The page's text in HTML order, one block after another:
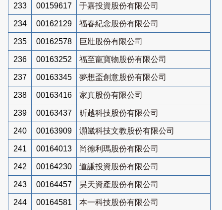
233 00159617 于嘉投資股份有限公司
234 00162129 福春紀念股份有限公司
235 00162578 巨壯股份有限公司
236 00163252 福至寵寶物股份有限公司
237 00163345 夢想盃創意股份有限公司
238 00163416 家真股份有限公司
239 00163437 昕越科技股份有限公司
240 00163909 灝崴科技文教股份有限公司
241 00164013 尚德利瑪股份有限公司
242 00164230 道謙投資股份有限公司
243 00164457 昊天資產股份有限公司
244 00164581 本一科技股份有限公司